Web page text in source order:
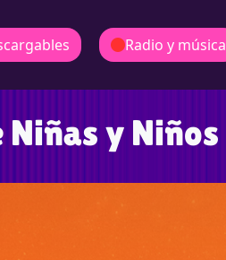
Radio y música
Niñas y Niños